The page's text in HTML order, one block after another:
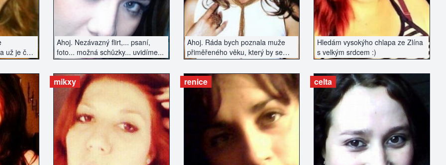
už je čas
:)
Ahoj. Nezávazný flirt,... psaní,
foto... možná schůzky... uvidíme...
Ahoj. Ráda bych poznala muže
přiměřeného věku, který by se
chtěl vážně seznámit. Nehledám
hned manžela, ale spíše vážný
vztah ano.
Hledám vysokýho chlapa ze Zlína
s velkým srdcem :)
mikxy
ZOBRAZIT INZERÁT
renice
ZOBRAZIT INZERÁT
celta
ZOBRAZIT INZERÁT